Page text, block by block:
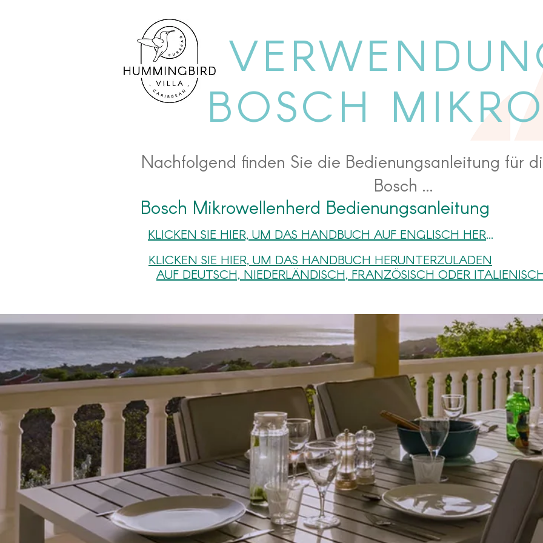
BOSCH
Nachfolgend finden Sie die Bedienungsanleitung für
Bosch ...
Bosch Mikrowellenherd Bedienungsanleitung
KLICKEN SIE HIER, UM DAS HANDBUCH AUF ENGLISCH HERUNTERZULADEN
KLICKEN SIE HIER, UM DAS HANDBUCH HERUNTERZULADEN
AUF DEUTSCH, NIEDERLÄNDISCH, FRANZÖSISCH ODER